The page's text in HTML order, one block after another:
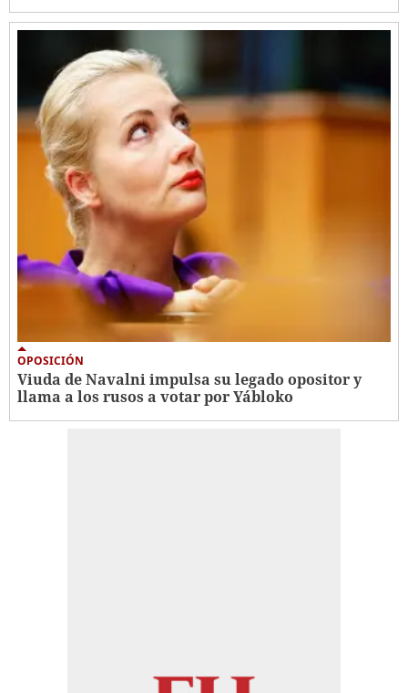
OPOSICIÓN
Viuda de Navalni impulsa su legado opositor y
llama a los rusos a votar por Yábloko